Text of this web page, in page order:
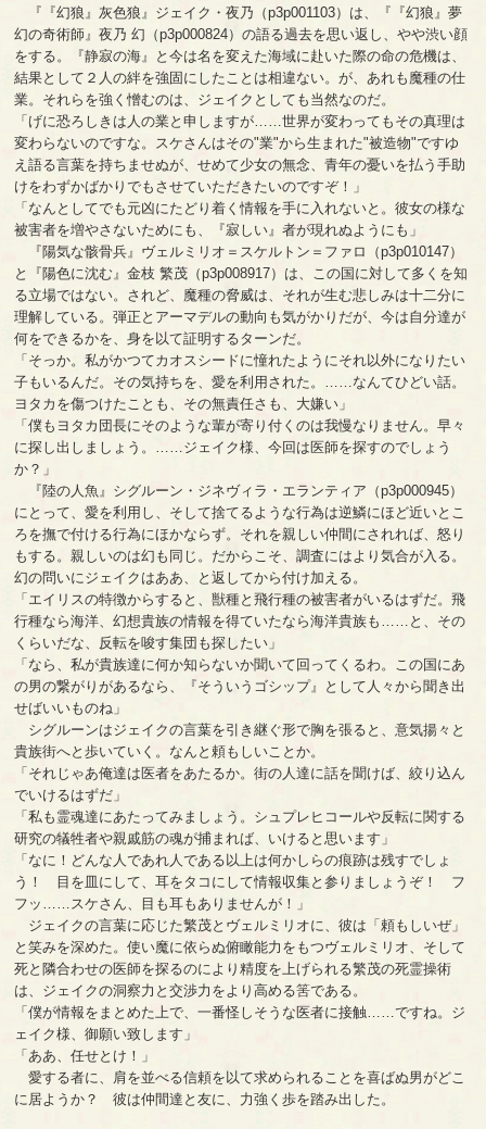
『『幻狼』灰色狼』ジェイク・夜乃（p3p001103）は、『『幻狼』夢
幻の奇術師』夜乃 幻（p3p000824）の語る過去を思い返し、やや渋い顔
をする。『静寂の海』と今は名を変えた海域に赴いた際の命の危機は、
結果として２人の絆を強固にしたことは相違ない。が、あれも魔種の仕
業。それらを強く憎むのは、ジェイクとしても当然なのだ。
「げに恐ろしきは人の業と申しますが……世界が変わってもその真理は
変わらないのですな。スケさんはその"業"から生まれた"被造物"ですゆ
え語る言葉を持ちませぬが、せめて少女の無念、青年の憂いを払う手助
けをわずかばかりでもさせていただきたいのですぞ！」
「なんとしてでも元凶にたどり着く情報を手に入れないと。彼女の様な
被害者を増やさないためにも、『寂しい』者が現れぬようにも」
『陽気な骸骨兵』ヴェルミリオ＝スケルトン＝ファロ（p3p010147）
と『陽色に沈む』金枝 繁茂（p3p008917）は、この国に対して多くを知
る立場ではない。されど、魔種の脅威は、それが生む悲しみは十二分に
理解している。弾正とアーマデルの動向も気がかりだが、今は自分達が
何をできるかを、身を以て証明するターンだ。
「そっか。私がかつてカオスシードに憧れたようにそれ以外になりたい
子もいるんだ。その気持ちを、愛を利用された。……なんてひどい話。
ヨタカを傷つけたことも、その無責任さも、大嫌い」
「僕もヨタカ団長にそのような輩が寄り付くのは我慢なりません。早々
に探し出しましょう。……ジェイク様、今回は医師を探すのでしょう
か？」
『陸の人魚』シグルーン・ジネヴィラ・エランティア（p3p000945）
にとって、愛を利用し、そして捨てるような行為は逆鱗にほど近いとこ
ろを撫で付ける行為にほかならず。それを親しい仲間にされれば、怒り
もする。親しいのは幻も同じ。だからこそ、調査にはより気合が入る。
幻の問いにジェイクはああ、と返してから付け加える。
「エイリスの特徴からすると、獣種と飛行種の被害者がいるはずだ。飛
行種なら海洋、幻想貴族の情報を得ていたなら海洋貴族も……と、その
くらいだな、反転を唆す集団も探したい」
「なら、私が貴族達に何か知らないか聞いて回ってくるわ。この国にあ
の男の繋がりがあるなら、『そういうゴシップ』として人々から聞き出
せばいいものね」
シグルーンはジェイクの言葉を引き継ぐ形で胸を張ると、意気揚々と
貴族街へと歩いていく。なんと頼もしいことか。
「それじゃあ俺達は医者をあたるか。街の人達に話を聞けば、絞り込ん
でいけるはずだ」
「私も霊魂達にあたってみましょう。シュプレヒコールや反転に関する
研究の犠牲者や親戚筋の魂が捕まれば、いけると思います」
「なに！どんな人であれ人である以上は何かしらの痕跡は残すでしょ
う！ 目を皿にして、耳をタコにして情報収集と参りましょうぞ！ フ
フッ……スケさん、目も耳もありませんが！」
ジェイクの言葉に応じた繁茂とヴェルミリオに、彼は「頼もしいぜ」
と笑みを深めた。使い魔に依らぬ俯瞰能力をもつヴェルミリオ、そして
死と隣合わせの医師を探るのにより精度を上げられる繁茂の死霊操術
は、ジェイクの洞察力と交渉力をより高める筈である。
「僕が情報をまとめた上で、一番怪しそうな医者に接触……ですね。ジ
ェイク様、御願い致します」
「ああ、任せとけ！」
愛する者に、肩を並べる信頼を以て求められることを喜ばぬ男がどこ
に居ようか？ 彼は仲間達と友に、力強く歩を踏み出した。